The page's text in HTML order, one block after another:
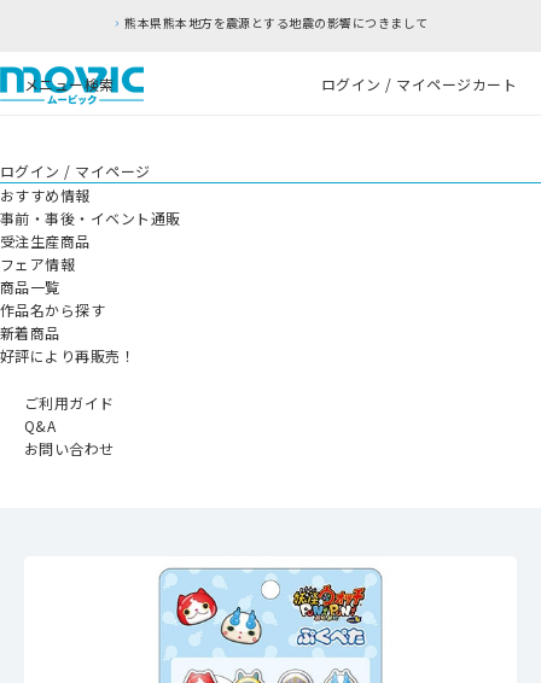
熊本県熊本地方を震源とする地震の影響につきまして
メニュー検索 ログイン / マイページカート
ログイン / マイページ
おすすめ情報
事前・事後・イベント通販
受注生産商品
フェア情報
商品一覧
作品名から探す
新着商品
好評により再販売！
ご利用ガイド
Q&A
お問い合わせ